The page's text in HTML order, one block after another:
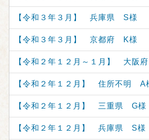
【令和３年３月】 兵庫県 S様
【令和３年３月】 京都府 K様
【令和２年１２月～１月】 大阪
【令和２年１２月】 住所不明 A
【令和２年１２月】 三重県 G様
【令和２年１２月】 兵庫県 S様